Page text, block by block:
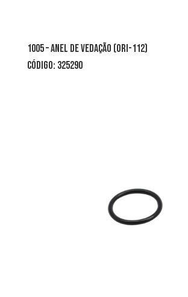
1005 – anel de vedação (ori-112)
CÓDIGO: 325290